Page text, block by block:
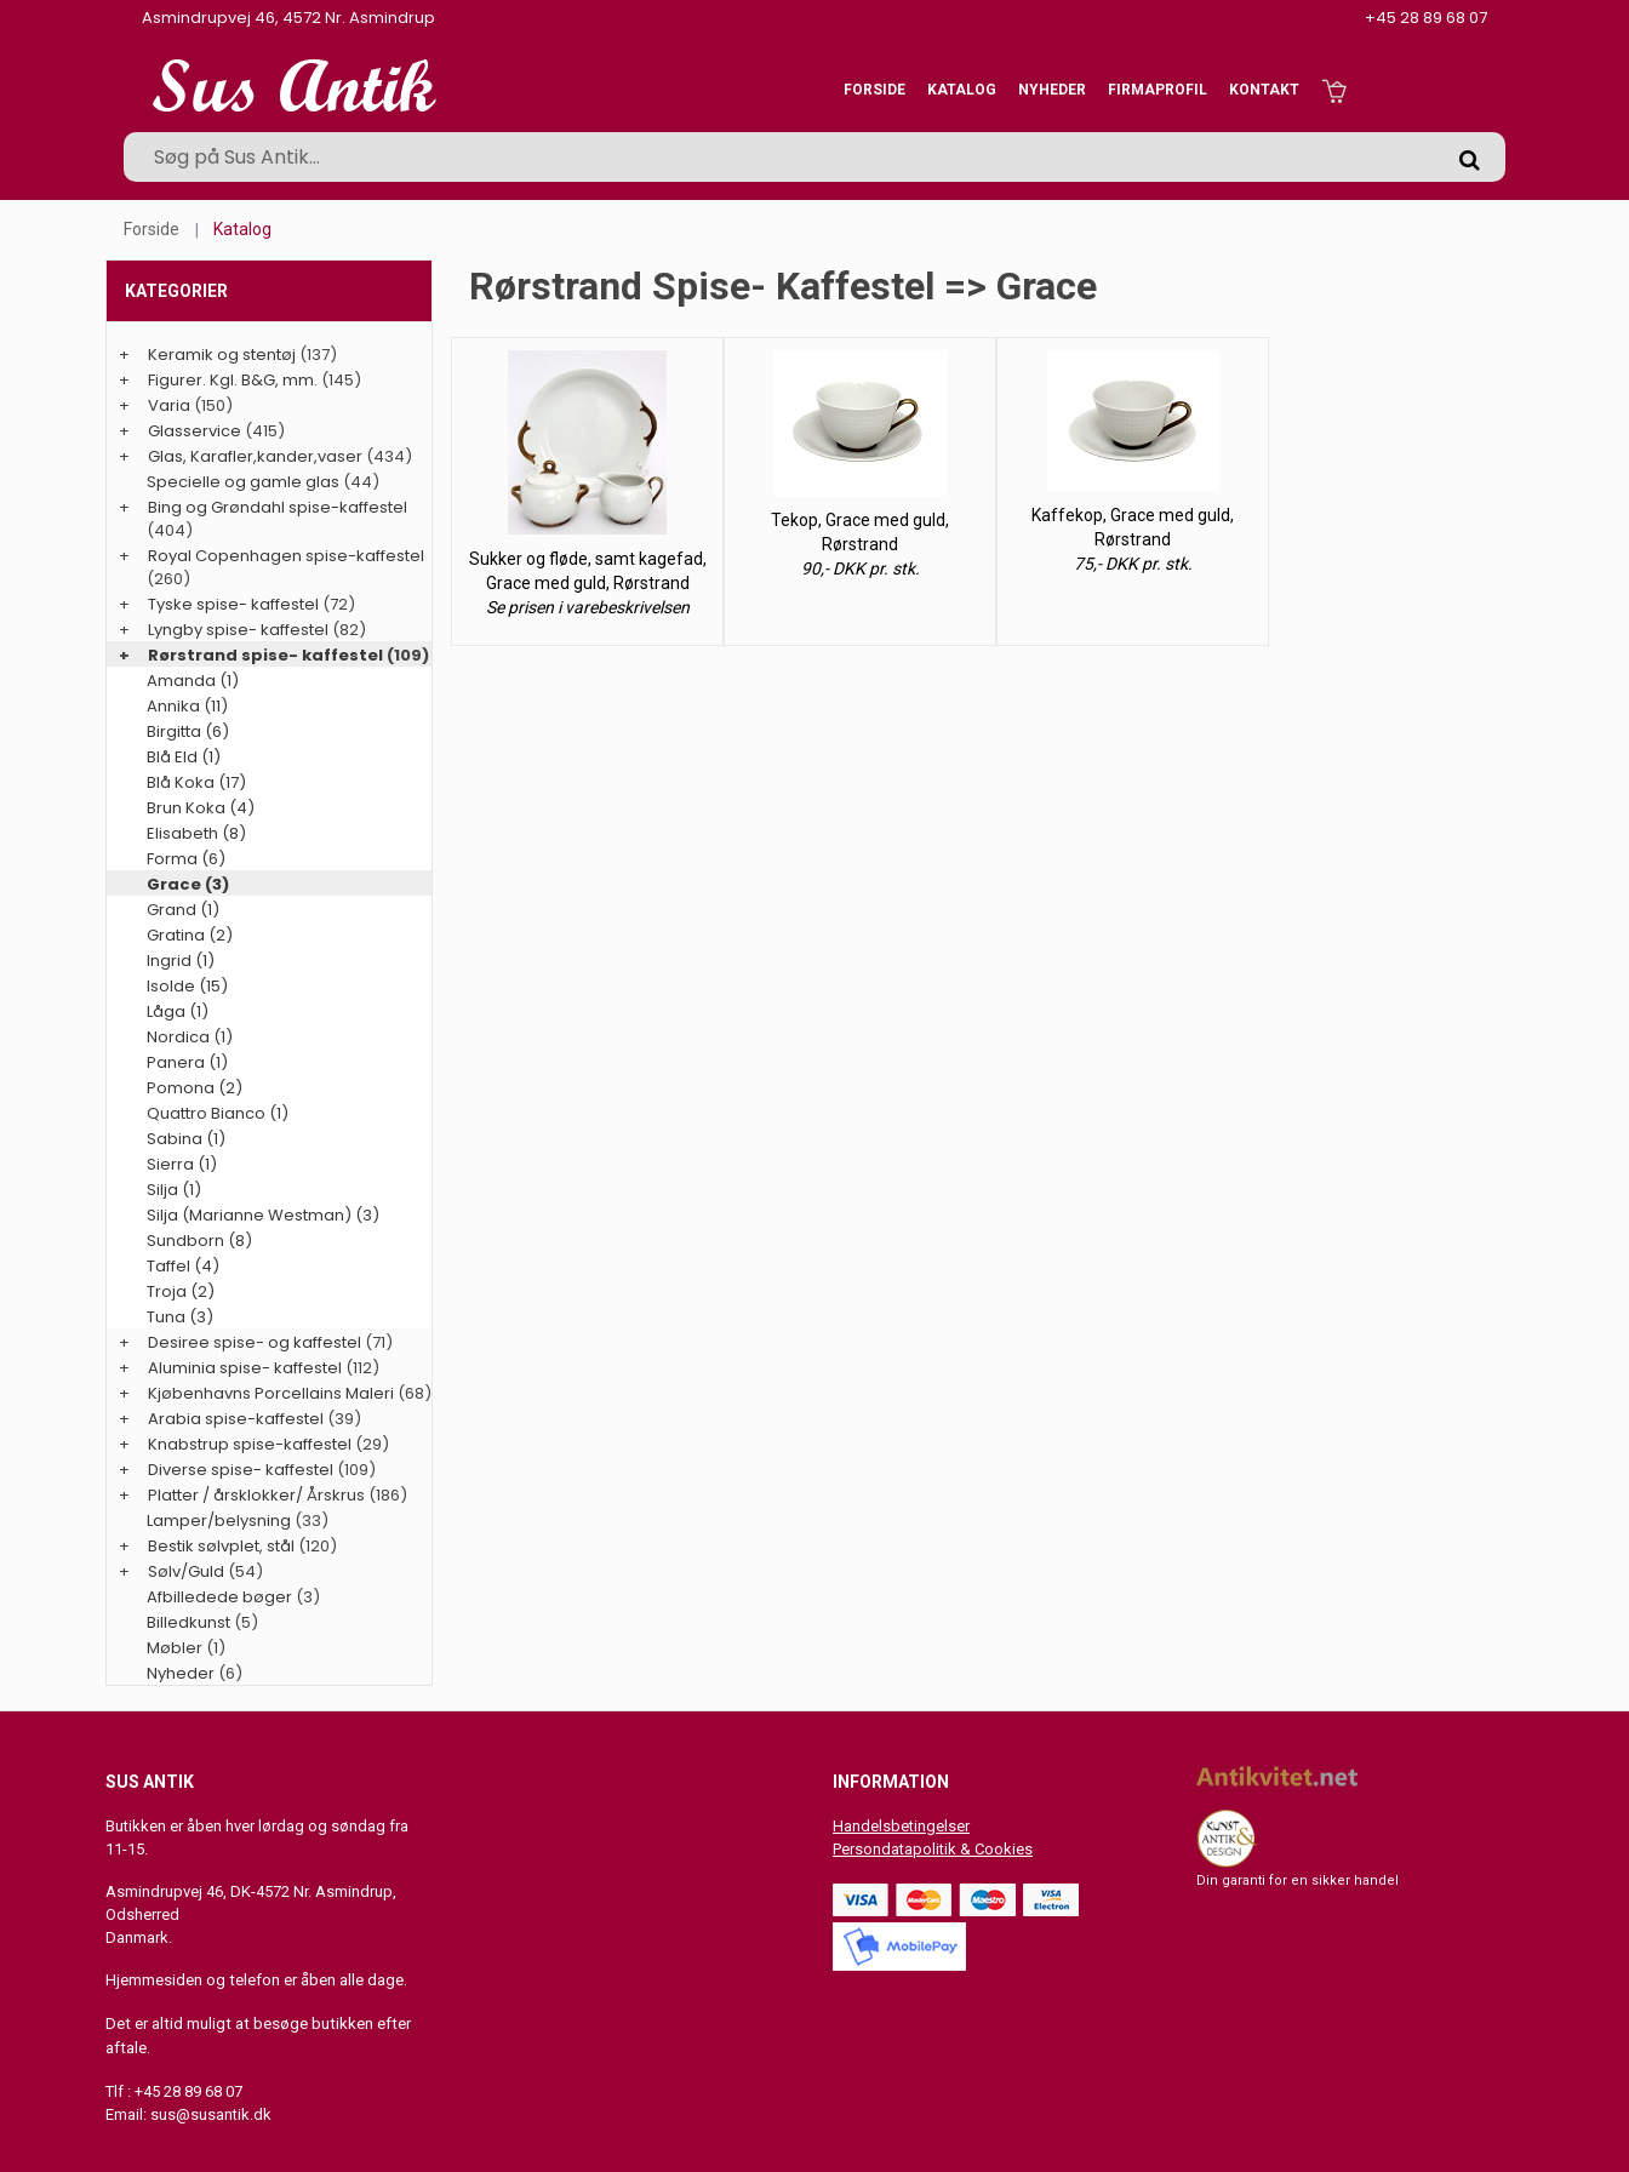
Asmindrupvej 46, 4572 Nr. Asmindrup +45 28 89 68 07
FORSIDE KATALOG NYHEDER FIRMAPROFIL KONTAKT
Forside Katalog
Rørstrand Spise- Kaffestel => Grace
Sukker og fløde, samt kagefad,
Grace med guld, Rørstrand
Se prisen i varebeskrivelsen
Tekop, Grace med guld,
Rørstrand
90,- DKK pr. stk.
Kaffekop, Grace med guld,
Rørstrand
75,- DKK pr. stk.
KATEGORIER
+ Keramik og stentøj (137)
+
Figurer. Kgl. B&G, mm. (145)
+
Varia (150)
+
Glasservice (415)
+
Glas, Karafler,kander,vaser (434)
Specielle og gamle glas (44)
+
Bing og Grøndahl spise-kaffestel
(404)
+
Royal Copenhagen spise-kaffestel
(260)
+
Tyske spise- kaffestel (72)
+
Lyngby spise- kaffestel (82)
+
Rørstrand spise- kaffestel (109)
Amanda (1)
Annika (11)
Birgitta (6)
Blå Eld (1)
Blå Koka (17)
Brun Koka (4)
Elisabeth (8)
Forma (6)
Grace (3)
Grand (1)
Gratina (2)
Ingrid (1)
Isolde (15)
Låga (1)
Nordica (1)
Panera (1)
Pomona (2)
Quattro Bianco (1)
Sabina (1)
Sierra (1)
Silja (1)
Silja (Marianne Westman) (3)
Sundborn (8)
Taffel (4)
Troja (2)
Tuna (3)
+
Desiree spise- og kaffestel (71)
+
Aluminia spise- kaffestel (112)
+
Kjøbenhavns Porcellains Maleri (68)
+
Arabia spise-kaffestel (39)
+
Knabstrup spise-kaffestel (29)
+
Diverse spise- kaffestel (109)
+
Platter / årsklokker/ Årskrus (186)
Lamper/belysning (33)
+
Bestik sølvplet, stål (120)
+
Sølv/Guld (54)
Afbilledede bøger (3)
Billedkunst (5)
Møbler (1)
Nyheder (6)
SUS ANTIK
Butikken er åben hver lørdag og søndag fra
11-15.
Asmindrupvej 46, DK-4572 Nr. Asmindrup,
Odsherred
Danmark.
Hjemmesiden og telefon er åben alle dage.
Det er altid muligt at besøge butikken efter
aftale.
Tlf : +45 28 89 68 07
Email: sus@susantik.dk
INFORMATION
Handelsbetingelser
Persondatapolitik & Cookies
Din garanti for en sikker handel